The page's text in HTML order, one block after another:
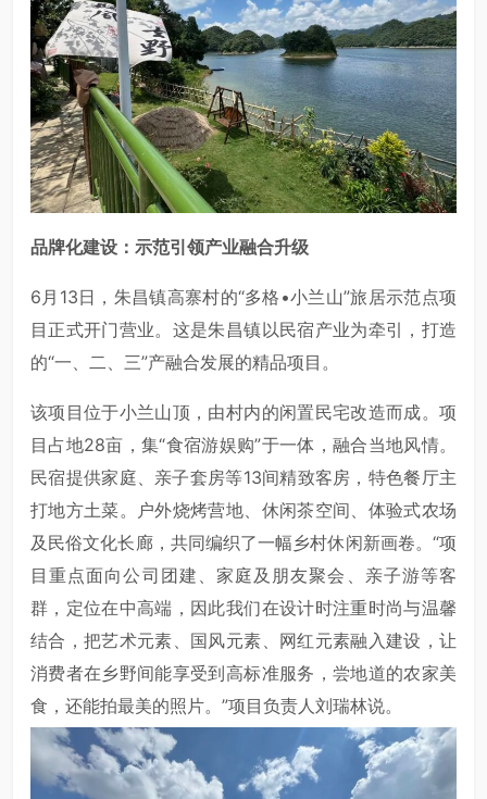
品牌化建设：示范引领产业融合升级
6月13日，朱昌镇高寨村的“多格•小兰山”旅居示范点项
目正式开门营业。这是朱昌镇以民宿产业为牵引，打造
的“一、二、三”产融合发展的精品项目。
该项目位于小兰山顶，由村内的闲置民宅改造而成。项
目占地28亩，集“食宿游娱购”于一体，融合当地风情。
民宿提供家庭、亲子套房等13间精致客房，特色餐厅主
打地方土菜。户外烧烤营地、休闲茶空间、体验式农场
及民俗文化长廊，共同编织了一幅乡村休闲新画卷。“项
目重点面向公司团建、家庭及朋友聚会、亲子游等客
群，定位在中高端，因此我们在设计时注重时尚与温馨
结合，把艺术元素、国风元素、网红元素融入建设，让
消费者在乡野间能享受到高标准服务，尝地道的农家美
食，还能拍最美的照片。”项目负责人刘瑞林说。